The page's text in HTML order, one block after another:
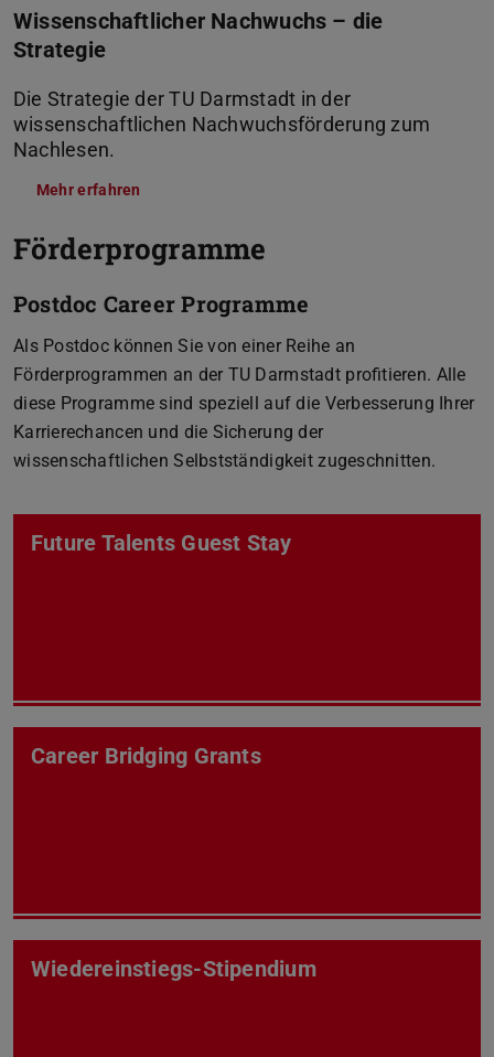
Wissenschaftlicher Nachwuchs – die
Strategie
Die Strategie der TU Darmstadt in der
wissenschaftlichen Nachwuchsförderung zum
Nachlesen.
Mehr erfahren
Förderprogramme
Postdoc Career Programme
Als Postdoc können Sie von einer Reihe an
Förderprogrammen an der TU Darmstadt profitieren. Alle
diese Programme sind speziell auf die Verbesserung Ihrer
Karrierechancen und die Sicherung der
wissenschaftlichen Selbstständigkeit zugeschnitten.
Future Talents Guest Stay
Career Bridging Grants
Wiedereinstiegs-Stipendium